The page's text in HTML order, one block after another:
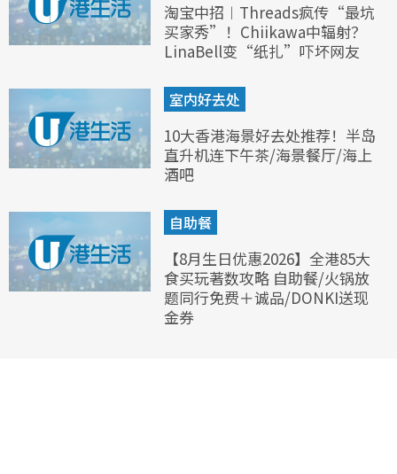
淘宝中招︱Threads疯传“最坑
买家秀”！Chiikawa中辐射？
LinaBell变“纸扎”吓坏网友
室内好去处
10大香港海景好去处推荐！半岛
直升机连下午茶/海景餐厅/海上
酒吧
自助餐
【8月生日优惠2026】全港85大
食买玩著数攻略 自助餐/火锅放
题同行免费＋诚品/DONKI送现
金券